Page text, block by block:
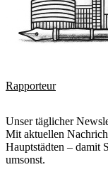
Rapporteur
Unser täglicher
Mit aktuellen
Hauptstädten – damit
umsonst.